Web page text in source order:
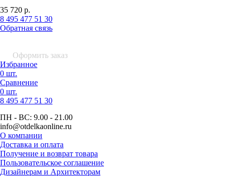
35 720 р.
8 495 477 51 30
Обратная связь
Оформить заказ
Избранное
0 шт.
Сравнение
0 шт.
8 495 477 51 30
ПН - ВС: 9.00 - 21.00
info@otdelkaonline.ru
О компании
Доставка и оплата
Получение и возврат товара
Пользовательское соглашение
Дизайнерам и Архитекторам